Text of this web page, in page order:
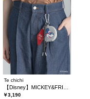
Te chichi
￥3,190